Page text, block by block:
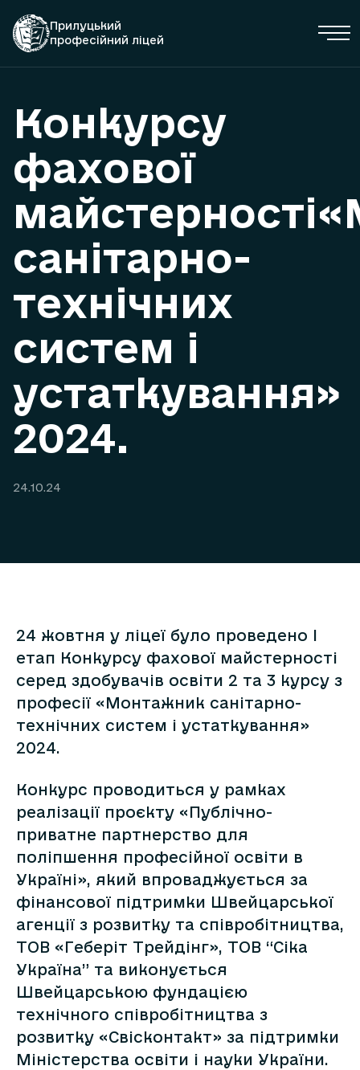
Прилуцький
професійний ліцей
Конкурсу
фахової
санітарно-
технічних
систем і
устаткування»
2024.
24.10.24
24 жовтня у ліцеї було проведено І
етап Конкурсу фахової майстерності
серед здобувачів освіти 2 та 3 курсу з
професії «Монтажник санітарно-
технічних систем і устаткування»
2024.
Конкурс проводиться у рамках
реалізації проєкту «Публічно-
приватне партнерство для
поліпшення професійної освіти в
Україні», який впроваджується за
фінансової підтримки Швейцарської
агенції з розвитку та співробітництва,
ТОВ «Геберіт Трейдінг», ТОВ “Сіка
Україна” та виконується
Швейцарською фундацією
технічного співробітництва з
розвитку «Свісконтакт» за підтримки
Міністерства освіти і науки України.